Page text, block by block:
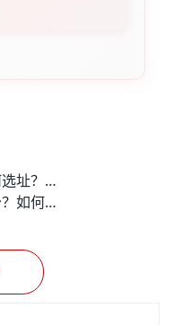
上海闵行写字楼出租如何选址？优质办公空间哪里找？
西安写字楼出租价格多少？如何找到高性价比的办公空间？